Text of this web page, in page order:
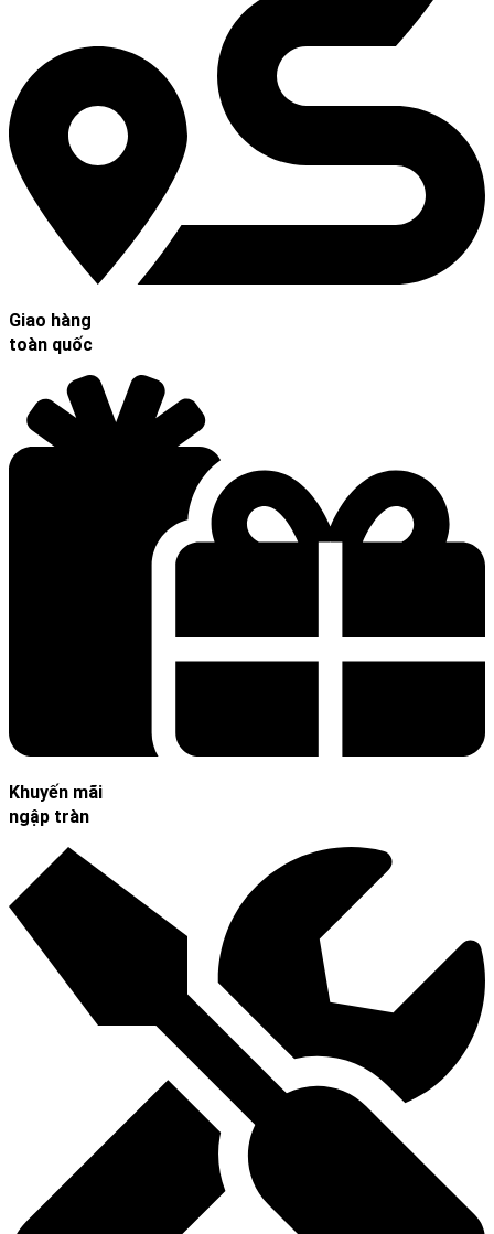
Giao hàng
toàn quốc
Khuyến mãi
ngập tràn